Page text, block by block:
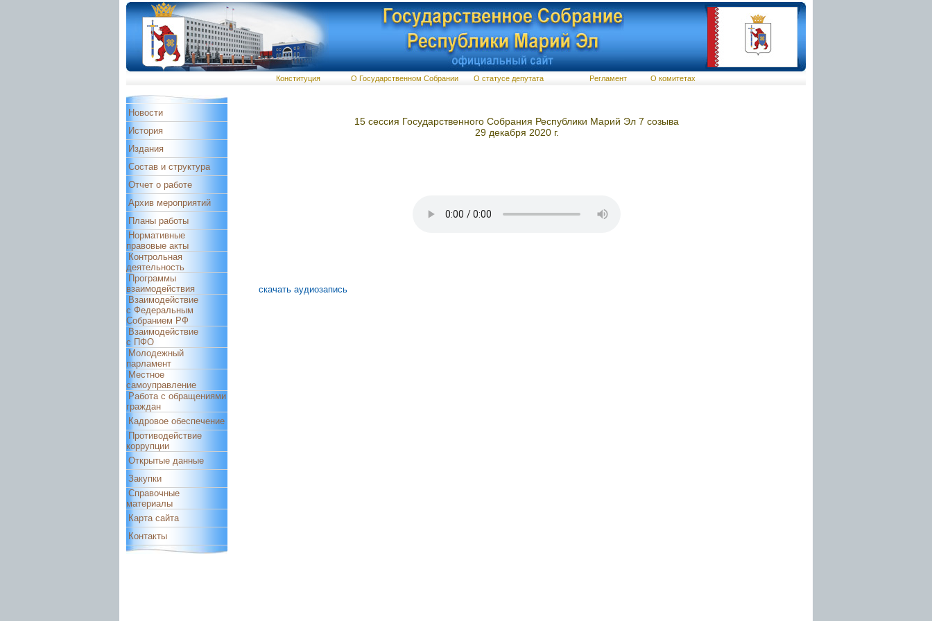
Конституция О Государственном Собрании О статусе депутата Регламент О комитетах
Новости
История
Издания
Состав и структура
Отчет о работе
Архив мероприятий
Планы работы
Нормативные
правовые акты
Контрольная
деятельность
Программы
взаимодействия
Взаимодействие
с Федеральным
Собранием РФ
Взаимодействие
с ПФО
Молодежный
парламент
Местное
самоуправление
Работа с обращениями
граждан
Кадровое обеспечение
Противодействие
коррупции
Открытые данные
Закупки
Справочные
материалы
Карта сайта
Контакты
15 сессия Государственного Собрания Республики Марий Эл 7 созыва
29 декабря 2020 г.
скачать аудиозапись